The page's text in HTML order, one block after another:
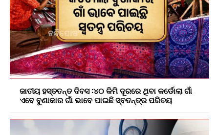
ଜାତୀୟ ହସ୍ତତନ୍ତ ଦିବସ :୪୦ କିମି ଦୂରରେ ଥିବା କର୍ଡୋଲା ଗାଁ
ଏବେ ବୁଣାକାର ଗାଁ ଭାବେ ପାଇଛି ସ୍ବତନ୍ତ୍ର ପରିଚୟ